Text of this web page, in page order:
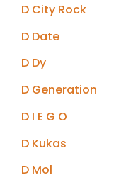
D City Rock
D Date
D Dy
D Generation
D I E G O
D Kukas
D Mol